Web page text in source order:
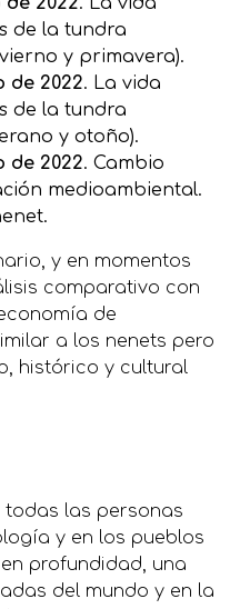
de la tundra
y primavera).
de 2022. La vida
de la tundra
y otoño).
de 2022. Cambio
medioambiental.
y en momentos
comparativo con
de
a los nenets pero
histórico y cultural
las personas
y en los pueblos
profundidad, una
del mundo y en la